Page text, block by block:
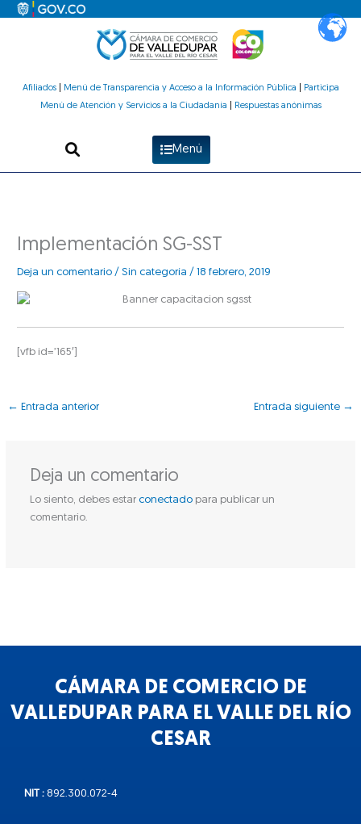
Afiliados| Menú de Transparencia y Acceso a la Información Pública
Participa
Menú de Atención y Servicios a la Ciudadanía
Respuestas anónimas
Menú
Implementación SG-SST
Deja un comentario /Sin categoría /18 febrero, 2019
[vfb id=’165′]
← Entrada anterior Entrada siguiente →
Deja un comentario
Lo siento, debes estar conectadopara publicar un
comentario.
CÁMARA DE COMERCIO DE
VALLEDUPAR PARA EL VALLE DEL RÍO
CESAR
NIT : 892.300.072-4